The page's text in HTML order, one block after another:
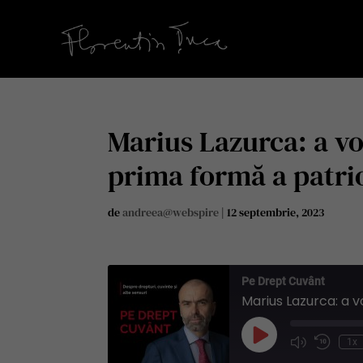
Marius Lazurca: a
prima formă a
deandreea@webspire| 12 septembrie, 2023
Pe Drept Cuvânt
Play
Episode
Mute/Unmute
Rewind
1x